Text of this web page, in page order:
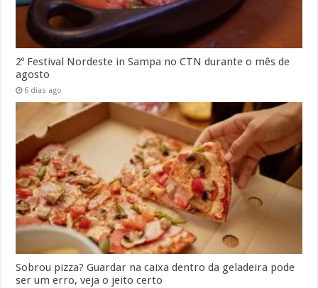
2º Festival Nordeste in Sampa no CTN durante o mês de
agosto
6 dias ago
Sobrou pizza? Guardar na caixa dentro da geladeira pode
ser um erro, veja o jeito certo